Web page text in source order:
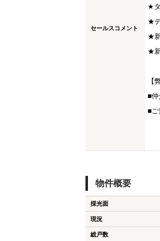
セールスコメント
★
★
★
★
【
■仲
■ご
物件概要
採光面
現況
総戸数